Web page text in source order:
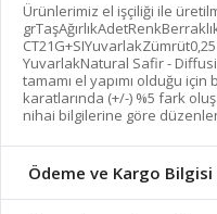
Ürünlerimiz el işçiliği ile
YuvarlakNatural Safir -
tamamı el yapımı olduğu için
karatlarında (+/-) %5 fark
nihai bilgilerine göre
Ödeme ve Kargo Bilgisi